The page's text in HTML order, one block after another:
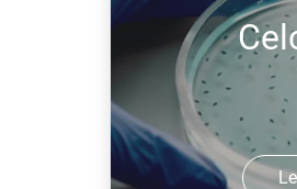
gasmengsel) om de
veiligheid te